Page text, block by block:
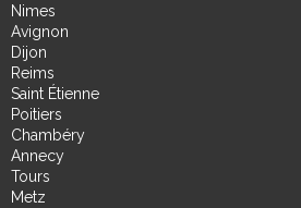
Nimes
Avignon
Dijon
Reims
Saint Étienne
Poitiers
Chambéry
Annecy
Tours
Metz